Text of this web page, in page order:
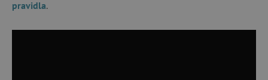
pravidla.